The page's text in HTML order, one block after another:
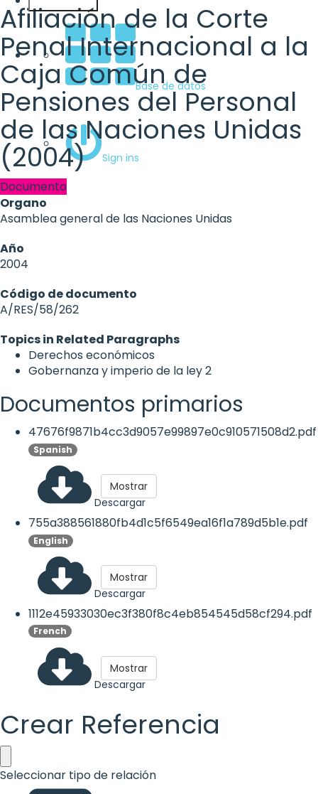
Base de datos
Sign ins
Afiliación de la Corte
Penal Internacional a la
Caja Común de
Pensiones del Personal
de las Naciones Unidas
(2004)
Documento
Organo
Asamblea general de las Naciones Unidas
Año
2004
Código de documento
A/RES/58/262
Topics in Related Paragraphs
Derechos económicos
Gobernanza y imperio de la ley2
Documentos primarios
47676f9871b4cc3d9057e99897e0c910571508d2.pdf
Spanish
Descargar
Mostrar
755a388561880fb4d1c5f6549ea16f1a789d5b1e.pdf
English
Descargar
Mostrar
1112e45933030ec3f380f8c4eb854545d58cf294.pdf
French
Descargar
Mostrar
Crear Referencia
Seleccionar tipo de relación